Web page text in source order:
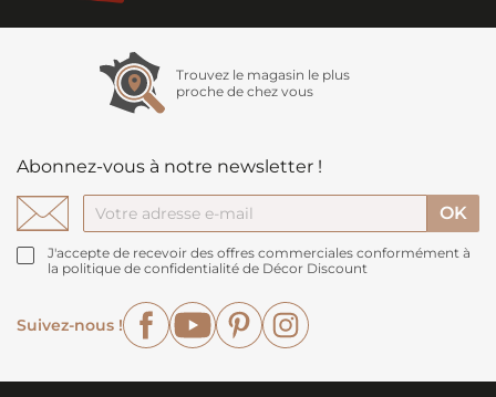
Trouvez le magasin le plus
proche de chez vous
Abonnez-vous à notre newsletter !
J'accepte de recevoir des offres commerciales conformément à
la politique de confidentialité de Décor Discount
Suivez-nous !
FacebookYouTubePinterest